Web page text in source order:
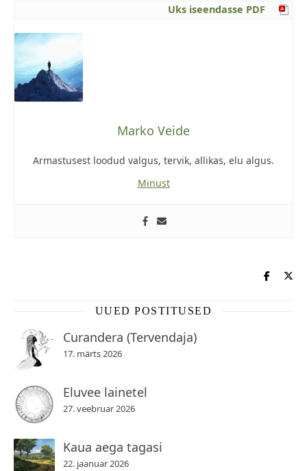
Uks iseendasse PDF
Marko Veide
Armastusest loodud valgus, tervik, allikas, elu algus.
Minust
UUED POSTITUSED
Curandera (Tervendaja)
17. märts 2026
Eluvee lainetel
27. veebruar 2026
Kaua aega tagasi
22. jaanuar 2026